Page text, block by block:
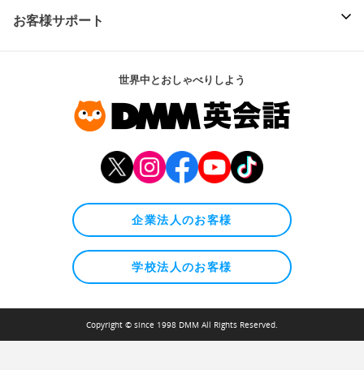
お客様サポート
世界中とおしゃべりしよう
企業法人のお客様
学校法人のお客様
Copyright © since 1998 DMM All Rights Reserved.